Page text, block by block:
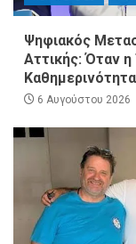
Ψηφιακός
Αττικής: Όταν η
Καθημερινότητα
6 Αυγούστου 2026